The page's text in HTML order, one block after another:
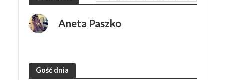
Aneta Paszko
Gość dnia